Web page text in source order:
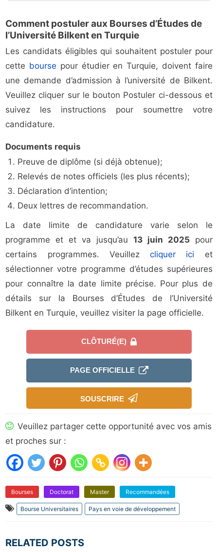
Comment postuler aux Bourses d’Études de
l’Université Bilkent en Turquie
Les candidats éligibles qui souhaitent postuler pour
cette bourse pour étudier en Turquie, doivent faire
une demande d’admission à l’université de Bilkent.
Veuillez cliquer sur le bouton Postuler ci-dessous et
suivez les instructions pour soumettre votre
candidature.
Documents requis
Preuve de diplôme (si déjà obtenue);
Relevés de notes officiels (les plus récents);
Déclaration d’intention;
Deux lettres de recommandation.
La date limite de candidature varie selon le
programme et et va jusqu’au 13 juin 2025 pour
certains programmes. Veuillezcliquer ici et
sélectionner votre programme d’études supérieures
pour connaître la date limite précise. Pour plus de
détails sur la Bourses d’Études de l’Université
Bilkent en Turquie, veuillez visiter la page officielle.
CLÔTURÉ(E)
PAGE OFFICIELLE
SOUSCRIRE
Veuillez partager cette opportunité avec vos amis
et proches sur :
Bourses Doctorat Master Recommandées
Bourse Universitaires Pays en voie de développement
RELATED POSTS